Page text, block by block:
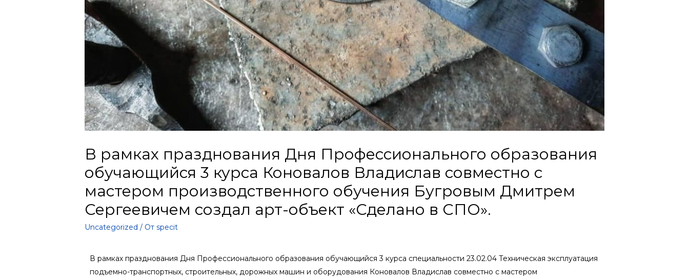
В рамках празднования Дня Профессионального образования
обучающийся 3 курса Коновалов Владислав совместно с
мастером производственного обучения Бугровым Дмитрем
Сергеевичем создал арт-объект «Сделано в СПО».
Uncategorized / От specit
В рамках празднования Дня Профессионального образования обучающийся 3 курса специальности 23.02.04 Техническая эксплуатация
подъемно-транспортных, строительных, дорожных машин и оборудования Коновалов Владислав совместно с мастером